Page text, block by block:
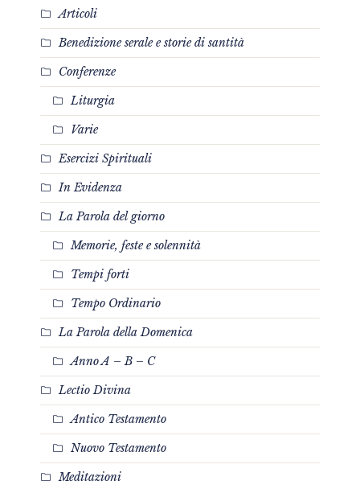
Articoli
Benedizione serale e storie di santità
Conferenze
Liturgia
Varie
Esercizi Spirituali
In Evidenza
La Parola del giorno
Memorie, feste e solennità
Tempi forti
Tempo Ordinario
La Parola della Domenica
Anno A – B – C
Lectio Divina
Antico Testamento
Nuovo Testamento
Meditazioni